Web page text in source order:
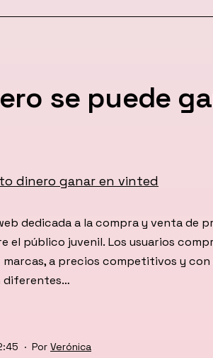
se puede
dedicada a la compra y venta de
el público juvenil. Los usuarios
a precios competitivos y con
diferentes…
Por Verónica